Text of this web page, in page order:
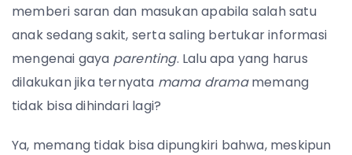
memberi saran dan masukan apabila salah satu
anak sedang sakit, serta saling bertukar informasi
mengenai gaya parenting. Lalu apa yang harus
dilakukan jika ternyata mama dramamemang
tidak bisa dihindari lagi?
Ya, memang tidak bisa dipungkiri bahwa, meskipun